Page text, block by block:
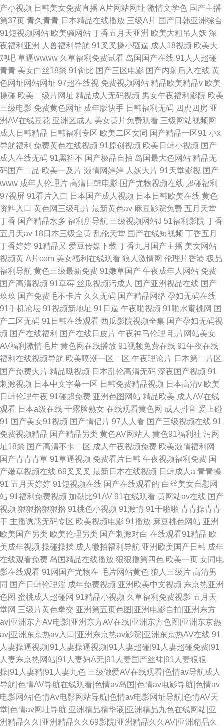
产小视频 日韩美女免费直播 A片网站网址 激情文学色 国产主播
第37页 青久青青 日本精品在线播放 三级A片 国产日韩亚洲综合
91短视频网站 欧美骚网站 丁香五月天亚洲 欧美大粗吊人妖 深
夜福利亚洲
人兽福利导航 91叉叉操小骚逼 成人18视频 欧美大
鸡吧 草逼wwww 久草福利免费试看 岛国国产在线 91人人超碰
青青 美女白丝18禁 91肏比 国产三区电影 国产内射后入在线 黄
色网址网站网址 97超在线视 免费视频网站 精品欧美精品v 欧美
操碰 欧美二级片网址 精品成人无码视频 男女午夜福利影院 欧美
三级电影 免费黄色网址 成年版快手 日韩福利无码 四虎四房 亚
洲AV在线豆花 亚洲区成人 美女黄片免费观看 三级网站视频网
成人日韩精品 日韩福利专区 欧美二区女同 国产精品一区91 小x
导航福利 免费黄色在线视频 91原创视频 欧美日韩小视频 国产
成人在线无码 91黑料不 国产极品自拍 岛国最大色网站 精品无
码国产二品 欧美一及片 激情网婷婷 人妖大片 91天堂影视 国产
www 成年人伦理片 高清日韩电影 国产尤物视频在线 超碰福利
97视屏 91看片入口 日本国产成人视频 日本日韩欧美在线 黄色
资料入口 黄色网三级毛片 最新黄色av 麻豆影院免费 五月天堂
丁香 国产精品水多 福利所导航 三级视频网站J 51福利影院 丁香
五月天av 18日本三级全黄 乱伦天堂 国产在线短视频 丁香五月
丁香婷婷 91精品又 爱豆传媒下载 丁香九月国产主播 美女网站
视频黄 A片com 美女福利在线观看 狼人激情网 伦理片香港 极品
福利导航 黄色三级最新免费 91嫩草国产 午夜成年人网站 免费
国产高清视频 91草莓 丝瓜视频污成人 国产亚洲视品在线 国产
玖玖 国产免费毛不卡片 久久无码 国产精品网络 孕妇无码在线
91手机论坛 91视频新地址 91日逼 午夜啪视频 91啪水蜜桃网 国
产二区无码 91日韩在线观看 西瓜影院视频全集 国产孕妇无码视
频 国产在线福利 国产在线日皮片 午夜神马伦理 毛片网站美女
AV福利激情毛片 黄色网在线播放 91视频免费在线 91午夜在线
福利在线视频导航 欧美喷潮一区二区 午夜理论片 日本第二片区
国产免费大片 精品呦视频 日本乱伦高清无码 深夜国产视频 91
刺激视频 日本中文字幕一区 日韩免费精品视频 日本高清v 欧美
日韩伦理午夜 91碰超免费 亚洲色图网站 精品欧美 成人AV在线
观看 日本a级在线 干露脸熟女 在线观看黄色网 成人抖音 爰上碰
91 国产美女91视频 国产情侣片 97人人看 国产三级视频在线 91
免费视频精品 国产精品另类 黄色AV网站人 黄色91福利社 污网
址18禁 国产高清不卡二区 成人午夜视频免费 欧美激情福利网
国产青青青草 91草逼视频 免费看片日韩 午夜视频福利免费 国
产嫩草视频在线 69叉叉叉 最新日本在线视频 日韩成人a 青青操
91 五月天婷婷 91短视频在线 国产在线观看的 白丝美女自慰网
站 91福利免费视频 加勒比91AV 91在线观看 黄网站av在线 国产
视频 狠狠擼狠狠擼 91桃色小视频 91激情 91干啪啪 青青操青青
干 主播诱惑无码专区 欧美视频电影 91播放 麻豆桃色网站 亚洲
欧美国产另类 欧美伦理另类 国产刺激对白 在线观看91精品 欧
美成年视频 操碰操揉 成人微拍福利导航 亚洲欧美国产日韩 成年
在线观看免费 岛国精品在线播放 狠狠撸第四色 欧美一页 女同电
影在线观看 91网国产尤物在 毛片网站黄色 狼人三级片 高清男
同 国产日韩伦理淫 成年免费视频 亚洲欧美中文视频 东京热亚洲
色图 蜜桃成人超碰网 91精品小视频 久草福利免费视影 五月天
堂网 三级片黄色拳交 亚洲第五页色图|亚洲电影自拍|亚洲东方
av|亚洲东方AV电影|亚洲东方AV在线|亚洲东方色图|亚洲东京热
av|亚洲东京热av入口|亚洲东京热av影院|亚洲东京热AV在线 91
人妻操逼视频|91人妻操逼视频|91人妻超碰|91人妻超碰免费|91
人妻东京热网站|91人妻妇A无|91人妻国产丝袜|91人妻狠狠
操|91人妻精|91人妻九色 三级做爱AV在线观看|色情av导航成人
导航|色情AV导航在线观看|色情av岛国|色情av电影导航|色情av
电影网站|色情Av电影网站导航|色情av电影网址导航|色情AV天
堂|色情av网址导航 亚洲精品精华液|亚洲精品九色在线网站|亚
洲精品久久|亚洲精品久久69影院|亚洲精品久久AV|亚洲精品久